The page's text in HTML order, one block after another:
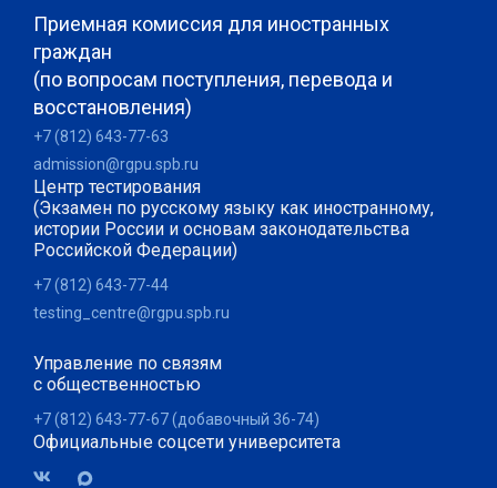
Приемная комиссия для иностранных
граждан
(по вопросам поступления, перевода и
восстановления)
+7 (812) 643-77-63
admission@rgpu.spb.ru
Центр тестирования
(Экзамен по русскому языку как иностранному,
истории России и основам законодательства
Российской Федерации)
+7 (812) 643-77-44
testing_centre@rgpu.spb.ru
Управление по связям
с общественностью
+7 (812) 643-77-67 (добавочный 36-74)
Официальные соцсети университета